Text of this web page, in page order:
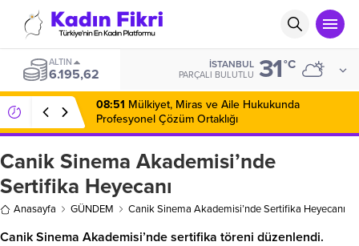
ALTIN
6.195,62
İSTANBUL
PARÇALI BULUTLU 31°C
08:51 Mülkiyet, Miras ve Aile Hukukunda
Profesyonel Çözüm Ortaklığı
Canik Sinema Akademisi’nde
Sertifika Heyecanı
Anasayfa GÜNDEM Canik Sinema Akademisi’nde Sertifika Heyecanı
Canik Sinema Akademisi’nde sertifika töreni düzenlendi.